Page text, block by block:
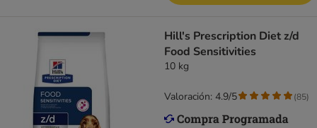
Hill's Prescription Diet z/d
Food Sensitivities
10 kg
Valoración: 4.9/5 (85)